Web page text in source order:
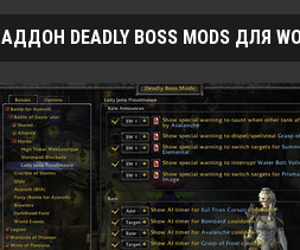
АДДОН DEADLY BOSS MODS ДЛЯ